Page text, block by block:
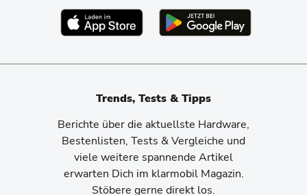
Trends, Tests & Tipps
Berichte über die aktuellste Hardware,
Bestenlisten, Tests & Vergleiche und
viele weitere spannende Artikel
erwarten Dich im klarmobil Magazin.
Stöbere gerne direkt los.